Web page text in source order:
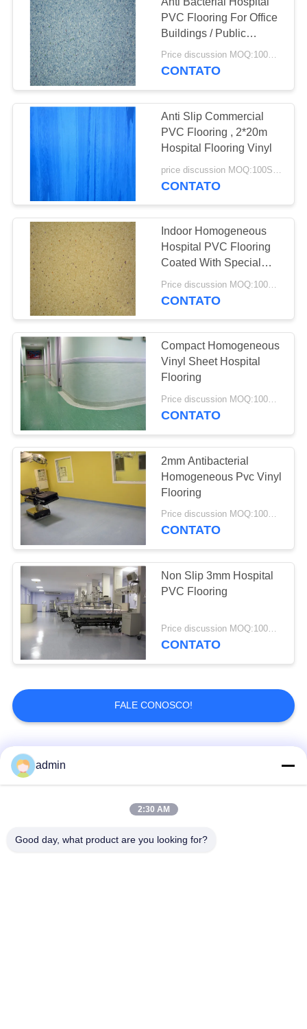
WPC de vinilPVC Flooring For Office
Buildings / Public
Places
Price discussion MOQ:100SQM
CONTATO
Anti Slip Commercial
PVC Flooring , 2*20m
Hospital Flooring Vinyl
CONTATO
Indoor Homogeneous
Hospital PVC Flooring
Coated With Special
PUR
CONTATO
Compact Homogeneous
Vinyl Sheet Hospital
Flooring
Price discussion MOQ:100SQM
CONTATO
2mm Antibacterial
Homogeneous Pvc Vinyl
Flooring
Price discussion MOQ:100SQM
CONTATO
Non Slip 3mm Hospital
PVC Flooring
Price discussion MOQ:100SQM
CONTATO
FALE CONOSCO!
Categorias populares
revestimento luxuoso
admin
2:30 AM
Good day, what product are you looking for?